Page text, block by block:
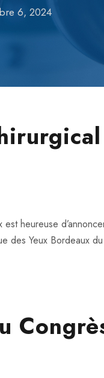
6, 2024
heureuse
Yeux Bordeaux